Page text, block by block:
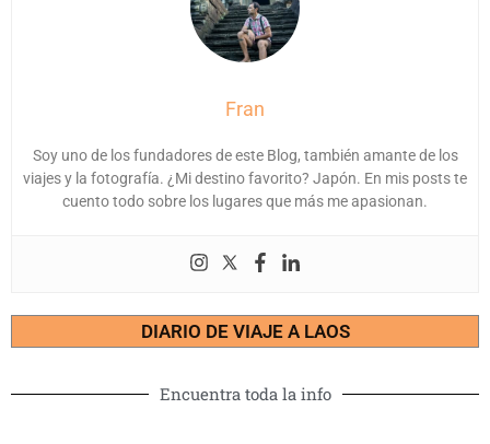
Fran
Soy uno de los fundadores de este Blog, también amante de los
viajes y la fotografía. ¿Mi destino favorito? Japón. En mis posts te
cuento todo sobre los lugares que más me apasionan.
DIARIO DE VIAJE A LAOS
Encuentra toda la info